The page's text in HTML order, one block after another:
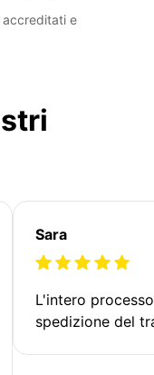
accreditati e
Sara
L'intero
spedizione del